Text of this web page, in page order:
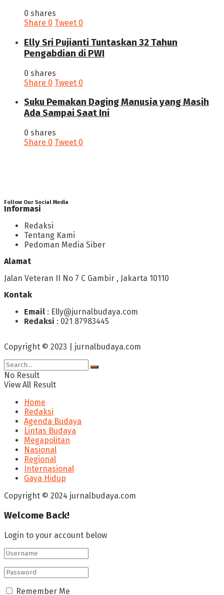
0 shares
Share 0 Tweet 0
Elly Sri Pujianti Tuntaskan 32 Tahun
Pengabdian di PWI
0 shares
Share 0 Tweet 0
‎Suku Pemakan Daging Manusia yang Masih
Ada Sampai Saat Ini
0 shares
Share 0 Tweet 0
Follow Our Social Media
Informasi
Redaksi
Tentang Kami
Pedoman Media Siber
Alamat
Jalan Veteran II No 7 C Gambir , Jakarta 10110
Kontak
Email : Elly@jurnalbudaya.com
Redaksi : 021 87983445
Copyright © 2023 | jurnalbudaya.com
No Result
View All Result
Home
Redaksi
Agenda Budaya
Lintas Budaya
Megapolitan
Nasional
Regional
Internasional
Gaya Hidup
Copyright © 2024 jurnalbudaya.com
Welcome Back!
Login to your account below
Remember Me